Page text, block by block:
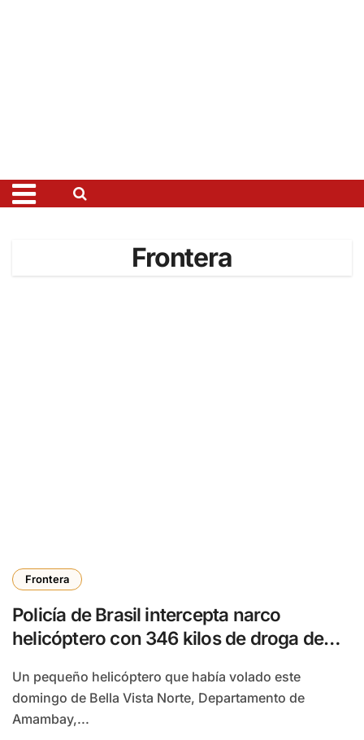
Frontera
Frontera
Policía de Brasil intercepta narco
helicóptero con 346 kilos de droga de
Un pequeño helicóptero que había volado este
domingo de Bella Vista Norte, Departamento de
Amambay,...